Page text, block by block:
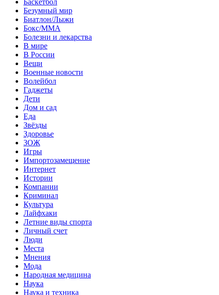
Безумный мир
Биатлон/Лыжи
Бокс/MMA
Болезни и лекарства
В мире
В России
Вещи
Военные новости
Волейбол
Гаджеты
Дети
Дом и сад
Еда
Звёзды
Здоровье
ЗОЖ
Игры
Импортозамещение
Интернет
Истории
Компании
Криминал
Культура
Лайфхаки
Летние виды спорта
Личный счет
Люди
Места
Мнения
Мода
Народная медицина
Наука
Наука и техника